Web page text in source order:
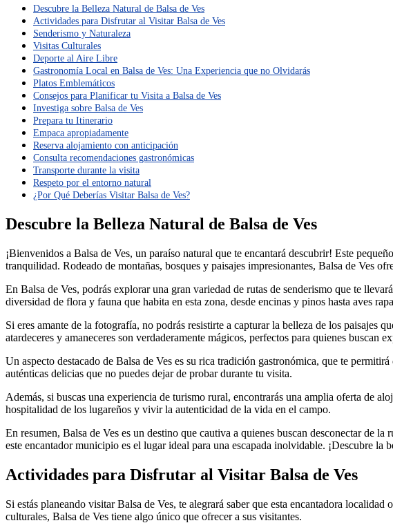
Descubre la Belleza Natural de Balsa de Ves
Actividades para Disfrutar al Visitar Balsa de Ves
Senderismo y Naturaleza
Visitas Culturales
Deporte al Aire Libre
Gastronomía Local en Balsa de Ves: Una Experiencia que no Olvidarás
Platos Emblemáticos
Consejos para Planificar tu Visita a Balsa de Ves
Investiga sobre Balsa de Ves
Prepara tu Itinerario
Empaca apropiadamente
Reserva alojamiento con anticipación
Consulta recomendaciones gastronómicas
Transporte durante la visita
Respeto por el entorno natural
¿Por Qué Deberías Visitar Balsa de Ves?
Descubre la Belleza Natural de Balsa de Ves
¡Bienvenidos a Balsa de Ves, un paraíso natural que te encantará descubrir! Este
tranquilidad. Rodeado de montañas, bosques y paisajes impresionantes, Balsa de Ves
En Balsa de Ves, podrás explorar una gran variedad de rutas de senderismo que te
diversidad de flora y fauna que habita en esta zona, desde encinas y pinos hasta aves
Si eres amante de la fotografía, no podrás resistirte a capturar la belleza de los paisajes
atardeceres y amaneceres son verdaderamente mágicos, perfectos para quienes buscan
Un aspecto destacado de Balsa de Ves es su rica tradición gastronómica, que te
auténticas delicias que no puedes dejar de probar durante tu visita.
Además, si buscas una experiencia de turismo rural, encontrarás una amplia oferta de
hospitalidad de los lugareños y vivir la autenticidad de la vida en el campo.
En resumen, Balsa de Ves es un destino que cautiva a quienes buscan desconectar de
este encantador municipio es el lugar ideal para una escapada inolvidable. ¡Descubre
Actividades para Disfrutar al Visitar Balsa de Ves
Si estás planeando visitar Balsa de Ves, te alegrará saber que esta encantadora
culturales, Balsa de Ves tiene algo único que ofrecer a sus visitantes.